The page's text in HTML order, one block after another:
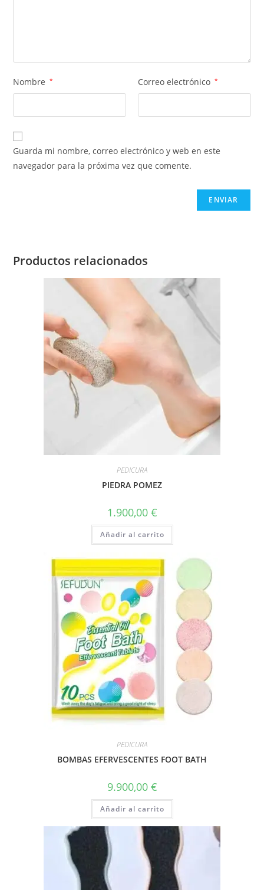
Nombre * Correo electrónico *
Guarda mi nombre, correo electrónico y web en este
navegador para la próxima vez que comente.
Productos relacionados
PEDICURA
PIEDRA POMEZ
1.900,00 €
Añadir al carrito
PEDICURA
BOMBAS EFERVESCENTES FOOT BATH
9.900,00 €
Añadir al carrito